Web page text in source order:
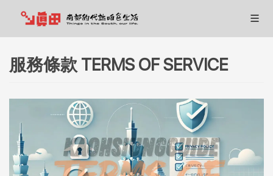
服務條款 TERMS OF SERVICE